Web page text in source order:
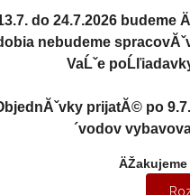
MOTORKY LIETADLÁ
- AUTOART - AA-20161
AUTOART -
do 24.7.2026 budeme
nebudeme
VaĹˇe
prijatĂ© po
´vodov